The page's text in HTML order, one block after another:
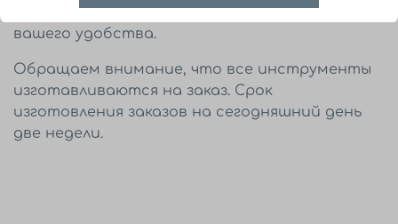
информация о размерах есть на фото для
вашего удобства.
Обращаем внимание, что все инструменты
изготавливаются на заказ. Срок
изготовления заказов на сегодняшний день
две недели.